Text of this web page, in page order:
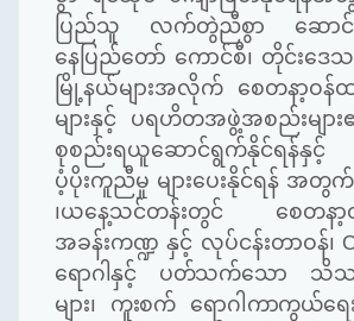
ပြည်သူ လက်တွဲညီစွာ ဆောင်ရွ
နေပြည်တော် ကောင်စီ၊ တိုင်းဒေသ
မြို့နယ်များအလိုက် စေတနာ့ဝန်ထ
များနှင့် ပရဟိတအဖွဲ့အစည်းမျ
စုစည်းရယူဆောင်ရွက်နိုင်ရန်
ပံ့ပိုးကူညီမှု များပေးနိုင်ရန် အတွက်ဖ
၊ယနေ့သင်တန်းတွင် စေတနာ့ဝ
အခန်းကဏ္ဍ နှင့် လုပ်ငန်းတာဝန်၊
ရောဂါနှင့် ပတ်သက်သော သိ
များ၊ ကူးစက် ရောဂါကာကွယ်ရေး